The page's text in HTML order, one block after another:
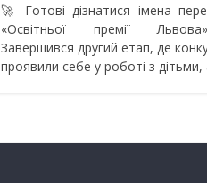
🚀 Готові дізнатися імена
«Освітньої премії
Завершився другий етап, де
проявили себе у роботі з дітьми,